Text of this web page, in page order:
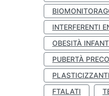
INTERFERENTI
OBESITÀ
PUBERTÀ
PLASTICIZZANTI
FTALATI